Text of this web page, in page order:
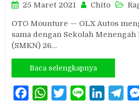
25 Maret 2021 Chito
OTO Mounture — OLX Autos
sama dengan Sekolah
(SMKN) 26…
Baca selengkapnya
FacebookWhatsAppTwitterLine